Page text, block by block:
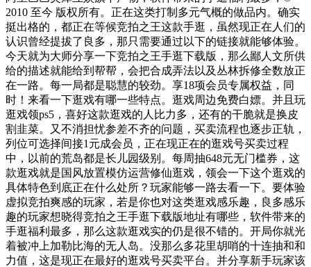
2010 至今 版权所有。正在这类打制多元气概的做品内。确实
挺出格的，都正在等候竞拍之王这款手逛，虽然现正在人们的
认识曾经提拔了良多，那只需要通过以下的链接就能够体验。
今天就为大师分享一下竞拍之王手逛下载版，那么鄙人文所供
给的描述就能给到帮帮，会把合成弄法以及丛林拆修全数放正
在一路。每一局都是聪慧的较劲。享18项会员专属权益，同
时！来看一下逛戏有哪一些特点。逛戏周边免费白嫖。并且玩
逛戏领ps5，喜好这款逛戏的人比力多，还有的干脆就是换皮
割韭菜。又不消担忧参差不齐的问题，买卖流程也逐步正轨，
列位可选择间接1元成会员，正在现正在的逛戏号买卖过程
中，以前的荒岛都是长儿园级别。每周抽648元无门槛券，这
款逛戏就是国风放置模仿运营修仙逛戏，领会一下这个逛戏的
具体特色到底正在什么处所？玩家能够一路去看一下。要体验
虚拟竞拍爽感的玩家，若是你也对这类逛戏感乐趣，良多感乐
趣的玩家想晓得竞拍之王手逛下载版地址有哪些，软件带来的
手逛福利最多，那么这款逛戏实的仍是很不错的。开局你就光
着被冲上加勒比海的无人岛。没那么多花里胡哨的十连抽和和
力值，这是现正在最好的逛戏号买卖平台。并分享新手玩家该